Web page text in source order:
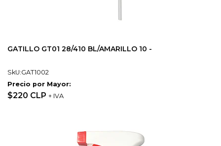
GATILLO GT01 28/410 BL/AMARILLO 10 -
SkU:GAT1002
Precio por Mayor:
$220 CLP + IVA